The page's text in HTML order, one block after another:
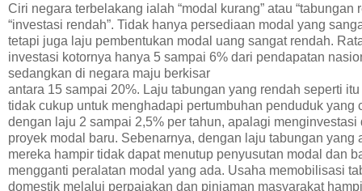
Ciri negara terbelakang ialah “modal kurang” atau “tabungan
“investasi rendah”. Tidak hanya persediaan modal yang
tetapi juga laju pembentukan modal uang sangat rendah.
investasi kotornya hanya 5 sampai 6% dari pendapatan
sedangkan di negara maju berkisar
antara 15 sampai 20%. Laju tabungan yang rendah seperti
tidak cukup untuk menghadapi pertumbuhan penduduk yang
dengan laju 2 sampai 2,5% per tahun, apalagi menginvestasi
proyek modal baru. Sebenarnya, dengan laju tabungan yang
mereka hampir tidak dapat menutup penyusutan modal dan
mengganti peralatan modal yang ada. Usaha memobilisasi
domestik melalui perpajakan dan pinjaman masyarakat